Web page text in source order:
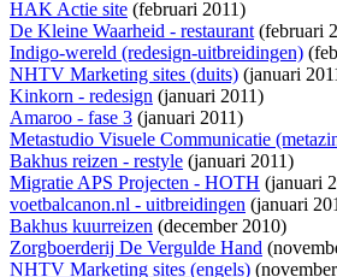
HAK Actie site (februari 2011)
De Kleine Waarheid - restaurant(februari
Indigo-wereld (redesign-uitbreidingen)
NHTV Marketing sites (duits) (januari
Kinkorn - redesign (januari 2011)
Amaroo - fase 3 (januari 2011)
Metastudio Visuele Communicatie
Bakhus reizen - restyle (januari 2011)
Migratie APS Projecten - HOTH (januari
voetbalcanon.nl - uitbreidingen (januari
Bakhus kuurreizen (december 2010)
Zorgboerderij De Vergulde Hand
NHTV Marketing sites (engels)